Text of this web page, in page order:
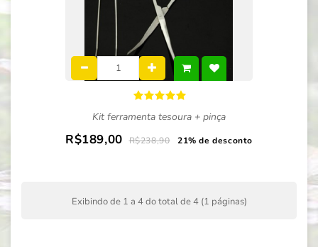
Kit ferramenta tesoura + pinça
R$189,00 R$238,90 21% de desconto
Exibindo de 1 a 4 do total de 4 (1 páginas)